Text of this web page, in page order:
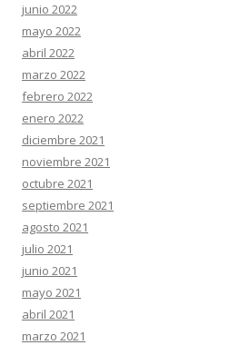
junio 2022
mayo 2022
abril 2022
marzo 2022
febrero 2022
enero 2022
diciembre 2021
noviembre 2021
octubre 2021
septiembre 2021
agosto 2021
julio 2021
junio 2021
mayo 2021
abril 2021
marzo 2021